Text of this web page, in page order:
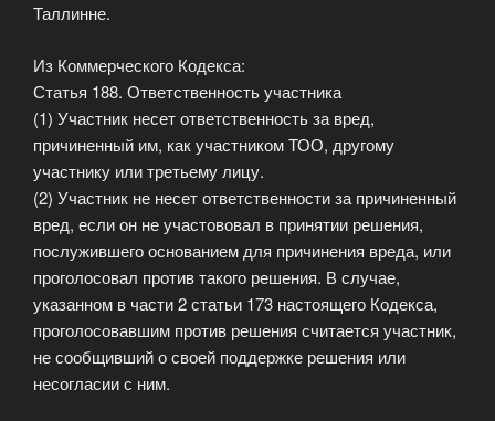
Таллинне.
Из Коммерческого Кодекса:
Статья 188. Ответственность участника
(1) Участник несет ответственность за вред,
причиненный им, как участником ТОО, другому
участнику или третьему лицу.
(2) Участник не несет ответственности за причиненный
вред, если он не участововал в принятии решения,
послужившего основанием для причинения вреда, или
проголосовал против такого решения. В случае,
указанном в части 2 статьи 173 настоящего Кодекса,
проголосовавшим против решения считается участник,
не сообщивший о своей поддержке решения или
несогласии с ним.